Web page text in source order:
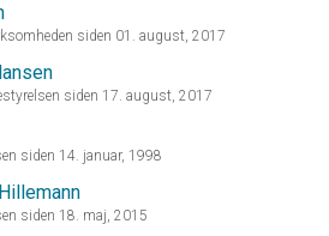
siden 01. august, 2017
siden 17. august, 2017
siden 14. januar, 1998
siden 18. maj, 2015